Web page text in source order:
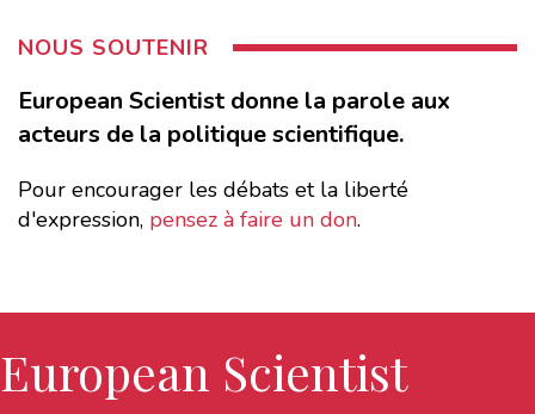
NOUS SOUTENIR
European Scientist donne la parole aux
acteurs de la politique scientifique.
Pour encourager les débats et la liberté
d'expression, pensez à faire un don.
European Scientist